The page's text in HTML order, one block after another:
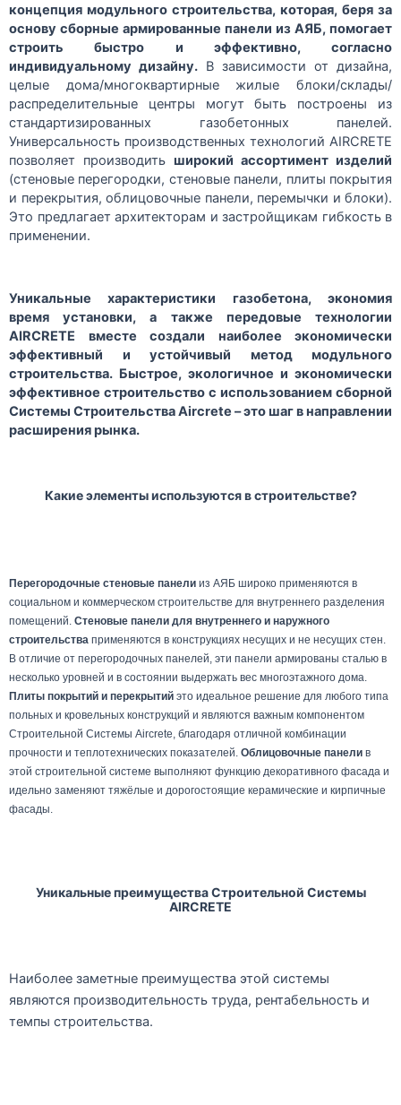
концепция модульного строительства, которая, беря за
основу сборные армированные панели из АЯБ, помогает
строить быстро и эффективно, согласно
индивидуальному дизайну. В зависимости от дизайна,
целые дома/многоквартирные жилые блоки/склады/
распределительные центры могут быть построены из
стандартизированных газобетонных панелей.
Универсальность производственных технологий AIRCRETE
позволяет производить широкий ассортимент изделий
(стеновые перегородки, стеновые панели, плиты покрытия
и перекрытия, облицовочные панели, перемычки и блоки).
Это предлагает архитекторам и застройщикам гибкость в
применении.
Уникальные характеристики газобетона, экономия
время установки, а также передовые технологии
AIRCRETE вместе создали наиболее экономически
эффективный и устойчивый метод модульного
строительства. Быстрое, экологичное и экономически
эффективное строительство с использованием сборной
Системы СтроительстваAircrete – это шаг в направлении
расширения рынка.
Какие элементы используются в строительстве?
Перегородочные стеновые панели из АЯБ широко применяются в
социальном и коммерческом строительстве для внутреннего разделения
помещений. Стеновые панели для внутреннего и наружного
строительства применяются в конструкциях несущих и не несущих стен.
В отличие от перегородочных панелей, эти панели армированы сталью в
несколько уровней и в состоянии выдержать вес многоэтажного дома.
Плиты покрытий и перекрытий это идеальное решение для любого типа
польных и кровельных конструкций и являются важным компонентом
Строительной Системы Aircrete, благодаря отличной комбинации
прочности и теплотехнических показателей. Облицовочные панели в
этой строительной системе выполняют функцию декоративного фасада и
идельно заменяют тяжёлые и дорогостоящие керамические и кирпичные
фасады.
Уникальные преимущества Строительной Системы
AIRCRETE
Наиболее заметные преимущества этой системы
являются производительность труда, рентабельность и
темпы строительства.